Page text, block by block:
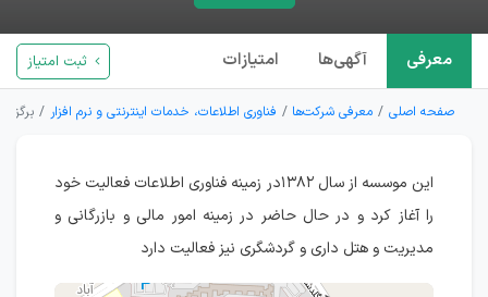
معرفی آگهی‌ها امتیازات ثبت امتیاز
صفحه اصلی معرفی شرکت‌ها فناوری اطلاعات، خدمات اینترنتی و نرم افزار
این موسسه از سال ۱۳۸۲در زمینه فناوری اطلاعات فعالیت خود
را آغاز کرد و در حال حاضر در زمینه امور مالی و بازرگانی و
مدیریت و هتل داری و گردشگری نیز فعالیت دارد